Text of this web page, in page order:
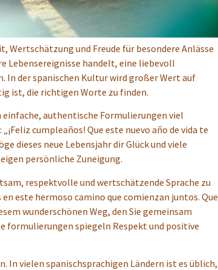
Wertschätzung und Freude für besondere Anlässe
Lebensereignisse handelt, eine liebevoll
In der spanischen Kultur wird großer Wert auf
ist, die richtigen Worte zu finden.
einfache, authentische Formulierungen viel
cumpleaños! Que este nuevo año de vida te
dieses neue Lebensjahr dir Glück und viele
persönliche Zuneigung.
respektvolle und wertschätzende Sprache zu
este hermoso camino que comienzan juntos. Que
wunderschönen Weg, den Sie gemeinsam
formulierungen spiegeln Respekt und positive
In vielen spanischsprachigen Ländern ist es üblich,